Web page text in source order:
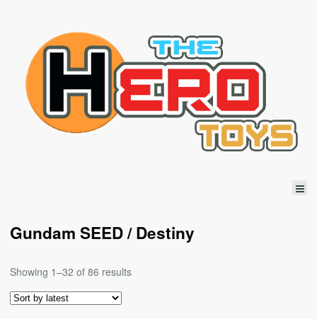
Gundam SEED / Destiny
Showing 1–32 of 86 results